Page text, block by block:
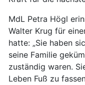
MdL Petra Högl
Walter Krug für
hatte: „Sie haben
seine Familie
zuständig waren.
Leben Fuß zu